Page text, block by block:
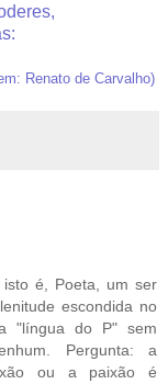
Renato de Carvalho)
é, Poeta, um ser
escondida no
"língua do P" sem
Pergunta: a
ou a paixão é